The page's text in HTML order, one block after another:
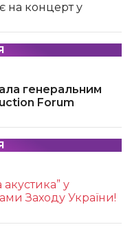
на концерт у
генеральним
Forum
у
Заходу України!